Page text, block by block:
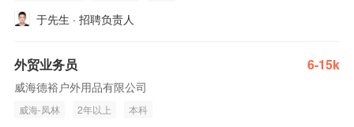
于先生 · 招聘负责人
外贸业务员 6-15k
威海德裕户外用品有限公司
威海-凤林 2年以上 本科